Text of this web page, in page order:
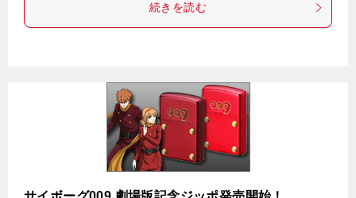
続きを読む